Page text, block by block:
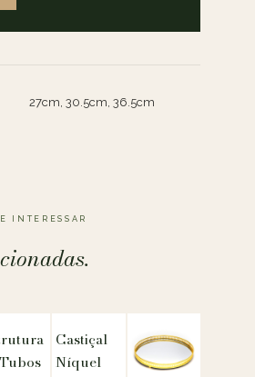
27cm, 30.5cm, 36.5cm
INTERESSAR
Castiçal
Níquel